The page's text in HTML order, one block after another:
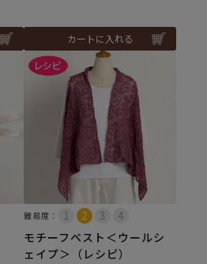
カートに入れる
難易度：
モチーフベスト＜ウールシ
ェイプ＞（レシピ）